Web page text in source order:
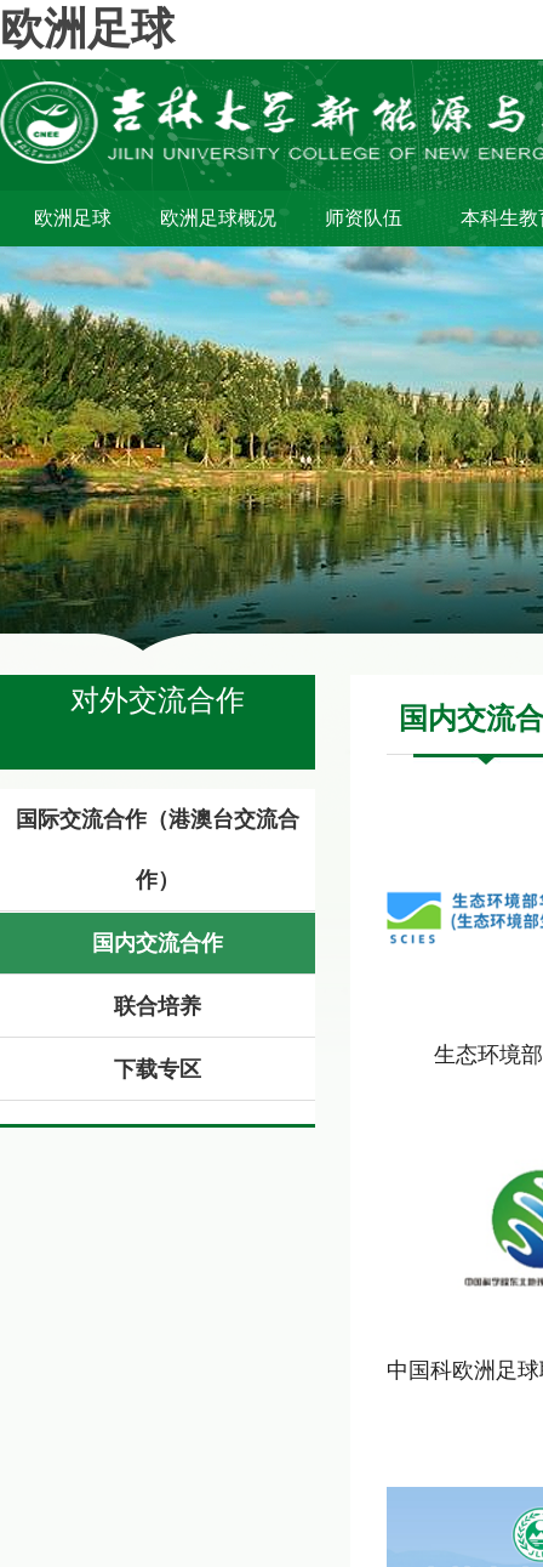
欧洲足球
欧洲足球 欧洲足球概况 师资队伍 本科生教
对外交流合作
国际交流合作（港澳台交流合
作）
国内交流合作
联合培养
下载专区
国内交流
生态环境
中国科欧洲足